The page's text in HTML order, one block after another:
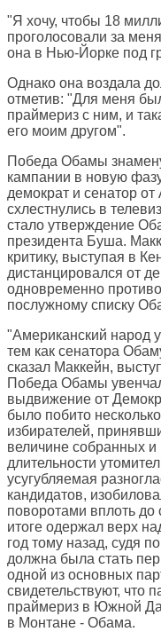
"Я хочу, чтобы 18
проголосовали за
она в Нью-Йорке под
Однако она воздала
отметив: "Для меня
праймериз с ним, и
его моим другом".
Победа Обамы
кампании в новую
демократ и сенатор
схлестнулись в
стало утверждение
президента Буша.
критику, выступая в
дистанцировался от
одновременно
послужному списку
"Американский народ
тем как сенатора
сказал Маккейн,
Победа Обамы
выдвижение от
было побито
избирателей,
величине собранных
длительности
усугубляемая
кандидатов,
поворотами вплоть до
итоге одержал верх
год тому назад, судя
должна была стать
одной из основных
свидетельствуют, что
праймериз в Южной
в Монтане - Обама.